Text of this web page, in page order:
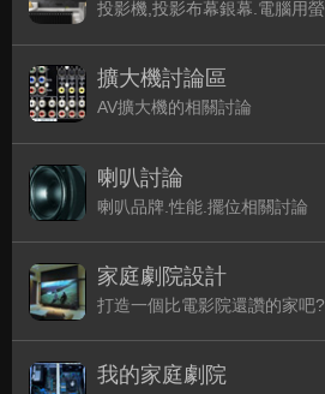
擴大機討論區
AV擴大機的相關討論
喇叭討論
喇叭品牌.性能.擺位相關討論
家庭劇院設計
打造一個比電影院還讚的家吧?
我的家庭劇院